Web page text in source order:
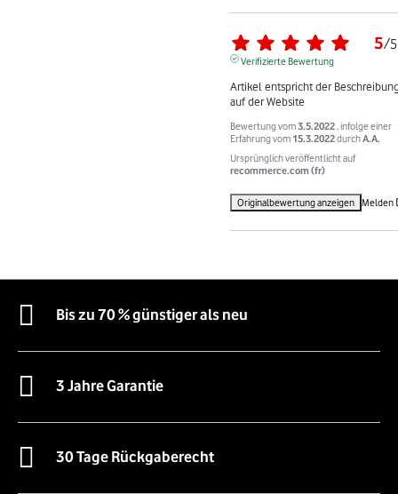
5/5
Verifizierte Bewertung
Artikel entspricht der
auf der Website
Bewertung vom3.5.2022 , infolge einer
Erfahrung vom 15.3.2022durchA.A.
Ursprünglich veröffentlicht auf
recommerce.com (fr)
Originalbewertung anzeigen Melden
Bis zu 70 % günstiger als neu
3 Jahre Garantie
30 Tage Rückgaberecht